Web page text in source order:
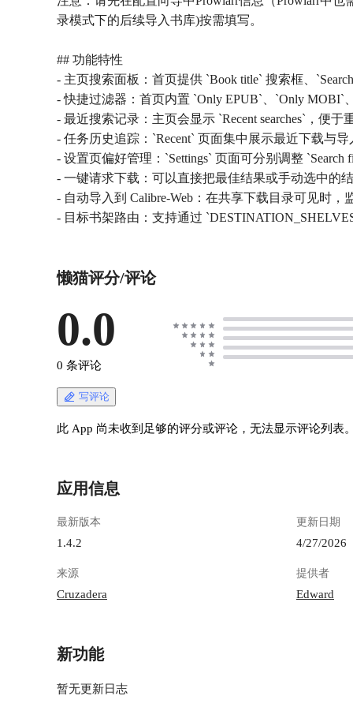
录模式下的后续导入书库)按需填写。
## 功能特性
- 主页搜索面板：首页提供 `Book title` 搜索框、
- 快捷过滤器：首页内置 `Only EPUB`、`Only
- 最近搜索记录：主页会显示 `Recent searches`，便
- 任务历史追踪：`Recent` 页面集中展示最近下载与
- 设置页偏好管理：`Settings` 页面可分别调整 `Search
- 一键请求下载：可以直接把最佳结果或手动选中的
- 自动导入到 Calibre-Web：在共享下载目录可见时，
- 目标书架路由：支持通过
懒猫评分/评论
0.0
0 条评论
写评论
此 App 尚未收到足够的评分或评论，无法显示评论列表
应用信息
最新版本
1.4.2
更新日期
4/27/2026
来源
Cruzadera
提供者
Edward
新功能
暂无更新日志